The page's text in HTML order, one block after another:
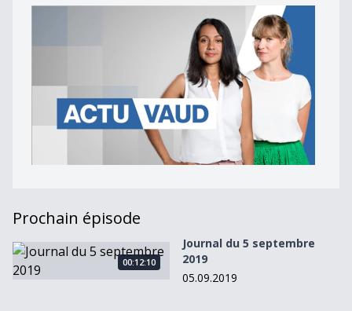
Prochain épisode
Journal du 5 septembre 2019
00:12:10
Journal du 5 septembre
2019
05.09.2019